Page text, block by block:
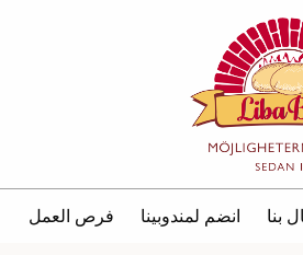
بنا انضم لمندوبينا فرص العمل